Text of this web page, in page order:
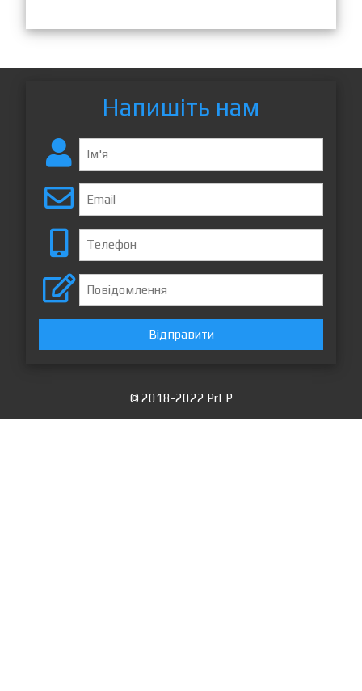
Напишіть нам
Відправити
© 2018-2022 PrEP